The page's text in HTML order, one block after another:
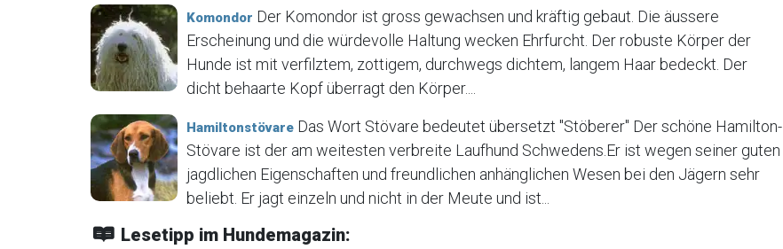
Komondor Der Komondor ist gross gewachsen und kräftig gebaut. Die äussere
Erscheinung und die würdevolle Haltung wecken Ehrfurcht. Der robuste Körper der
Hunde ist mit verfilztem, zottigem, durchwegs dichtem, langem Haar bedeckt. Der
dicht behaarte Kopf überragt den Körper....
Hamiltonstövare Das Wort Stövare bedeutet übersetzt "Stöberer" Der schöne Hamilton-
Stövare ist der am weitesten verbreite Laufhund Schwedens.Er ist wegen seiner guten
jagdlichen Eigenschaften und freundlichen anhänglichen Wesen bei den Jägern sehr
beliebt. Er jagt einzeln und nicht in der Meute und ist...
Lesetipp im Hundemagazin: